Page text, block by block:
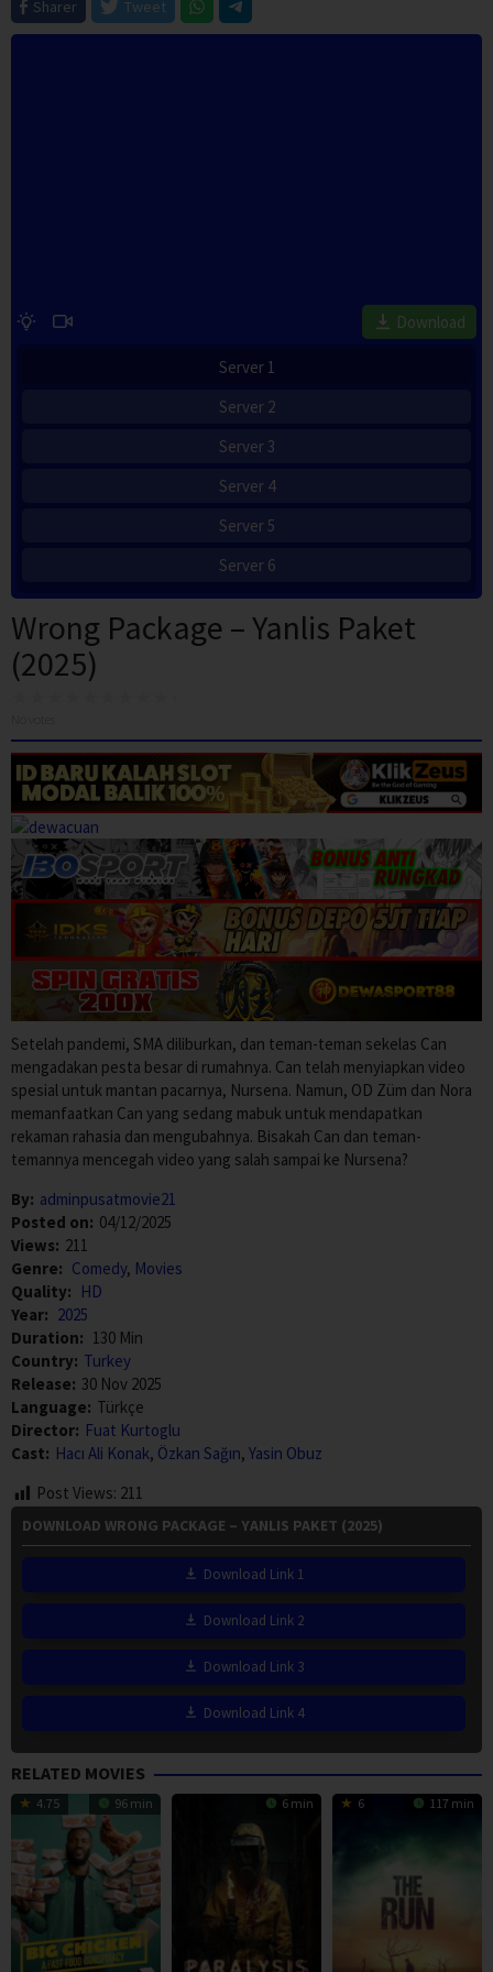
Sharer
Tweet
Download
Server 1
Server 2
Server 3
Server 4
Server 5
Server 6
Wrong Package – Yanlis Paket
(2025)
Setelah pandemi, SMA diliburkan, dan teman-teman sekelas Can
mengadakan pesta besar di rumahnya. Can telah menyiapkan video
spesial untuk mantan pacarnya, Nursena. Namun, OD Züm dan Nora
memanfaatkan Can yang sedang mabuk untuk mendapatkan
rekaman rahasia dan mengubahnya. Bisakah Can dan teman-
temannya mencegah video yang salah sampai ke Nursena?
By: adminpusatmovie21
Posted on: 04/12/2025
Views: 211
Genre: Comedy, Movies
Quality: HD
Year: 2025
Duration: 130 Min
Country: Turkey
Release: 30 Nov 2025
Language: Türkçe
Director: Fuat Kurtoglu
Cast: Hacı Ali Konak, Özkan Sağın, Yasin Obuz
Post Views: 211
DOWNLOAD WRONG PACKAGE – YANLIS PAKET (2025)
Download Link 1
Download Link 2
Download Link 3
Download Link 4
RELATED MOVIES
4.75 96 min 6 min 6 117 min